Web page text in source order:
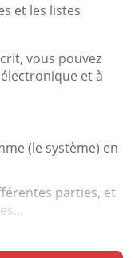
et les listes
vous pouvez
et à
(le système) en
parties, et